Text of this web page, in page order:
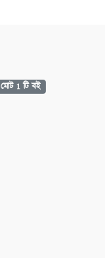
মোট 1 টি বই